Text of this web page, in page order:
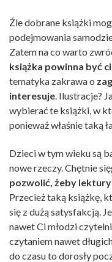
Źle dobrane książki
podejmowania
Zatem na co warto
książka powinna być
tematyka zakrawa o
interesuje . Ilustracje?
wybierać te książki, w
ponieważ właśnie taką
Dzieci w tym wieku są
nowe rzeczy. Chętnie
pozwolić, żeby
Przecież taką książkę,
się z dużą satysfakcją.
nawet Ci młodzi
czytaniem nawet
do czasu to dorosły